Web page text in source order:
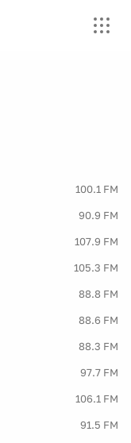
100.1 FM
90.9 FM
107.9 FM
105.3 FM
88.8 FM
88.6 FM
88.3 FM
97.7 FM
106.1 FM
91.5 FM